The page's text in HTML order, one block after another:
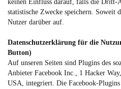
keinen Einfluss darauf, falls die Dritt-
statistische Zwecke speichern. Soweit
Nutzer darüber auf.
Datenschutzerklärung für die
Button)
Auf unseren Seiten sind Plugins des
Anbieter Facebook Inc., 1 Hacker
USA, integriert. Die Facebook-Plugins